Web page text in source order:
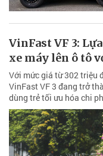
VinFast VF 3:
xe máy lên ô tô
Với mức giá từ 302 triệu
VinFast VF 3 đang trở
dùng trẻ tối ưu hóa chi